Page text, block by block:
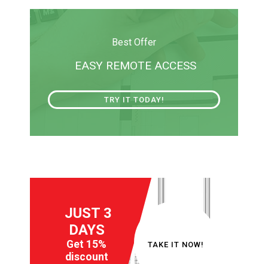
Best Offer
EASY REMOTE ACCESS
TRY IT TODAY!
JUST 3
DAYS
Get 15%
discount
TAKE IT NOW!